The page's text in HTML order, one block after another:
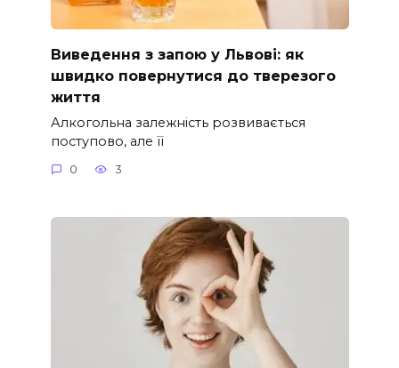
Виведення з запою у Львові: як
швидко повернутися до тверезого
життя
Алкогольна залежність розвивається
поступово, але її
0 3